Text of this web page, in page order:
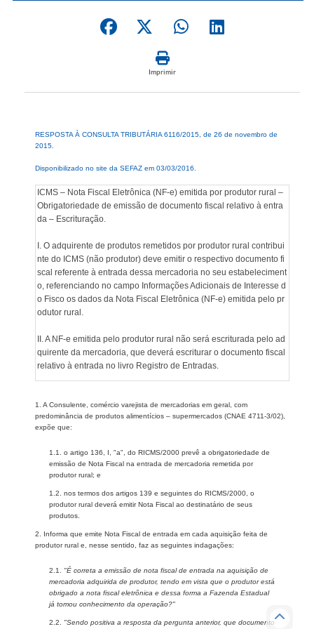
Imprimir
RESPOSTA À CONSULTA TRIBUTÁRIA 6116/2015, de 26 de novembro de
2015.
Disponibilizado no site da SEFAZ em 03/03/2016.
ICMS – Nota Fiscal Eletrônica (NF-e) emitida por produtor rural –
Obrigatoriedade de emissão de documento fiscal relativo à entra
da – Escrituração.
I. O adquirente de produtos remetidos por produtor rural contribui
nte do ICMS (não produtor) deve emitir o respectivo documento fi
scal referente à entrada dessa mercadoria no seu estabeleciment
o, referenciando no campo Informações Adicionais de Interesse d
o Fisco os dados da Nota Fiscal Eletrônica (NF-e) emitida pelo pr
odutor rural.
II. A NF-e emitida pelo produtor rural não será escriturada pelo ad
quirente da mercadoria, que deverá escriturar o documento fiscal
relativo à entrada no livro Registro de Entradas.
1. A Consulente, comércio varejista de mercadorias em geral, com
predominância de produtos alimentícios – supermercados (CNAE 4711-3/02),
expõe que:
1.1. o artigo 136, I, "a", do RICMS/2000 prevê a obrigatoriedade de
emissão de Nota Fiscal na entrada de mercadoria remetida por
produtor rural; e
1.2. nos termos dos artigos 139 e seguintes do RICMS/2000, o
produtor rural deverá emitir Nota Fiscal ao destinatário de seus
produtos.
2. Informa que emite Nota Fiscal de entrada em cada aquisição feita de
produtor rural e, nesse sentido, faz as seguintes indagações:
2.1. "É correta a emissão de nota fiscal de entrada na aquisição de
mercadoria adquirida de produtor, tendo em vista que o produtor está
obrigado a nota fiscal eletrônica e dessa forma a Fazenda Estadual
já tomou conhecimento da operação?"
2.2. "Sendo positiva a resposta da pergunta anterior, que documento